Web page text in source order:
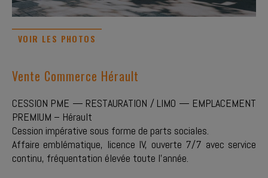
VOIR LES PHOTOS
Vente Commerce Hérault
CESSION PME — RESTAURATION / LIMO — EMPLACEMENT
PREMIUM – Hérault
Cession impérative sous forme de parts sociales.
Affaire emblématique, licence IV, ouverte 7/7 avec service
continu, fréquentation élevée toute l’année.